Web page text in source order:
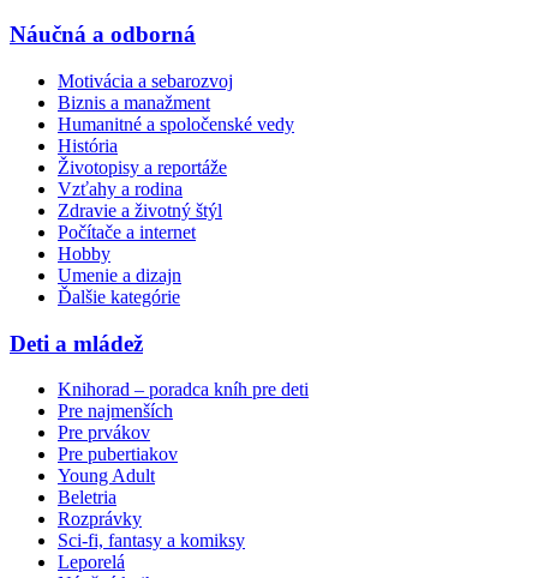
Náučná a odborná
Motivácia a sebarozvoj
Biznis a manažment
Humanitné a spoločenské vedy
História
Životopisy a reportáže
Vzťahy a rodina
Zdravie a životný štýl
Počítače a internet
Hobby
Umenie a dizajn
Ďalšie kategórie
Deti a mládež
Knihorad – poradca kníh pre deti
Pre najmenších
Pre prvákov
Pre pubertiakov
Young Adult
Beletria
Rozprávky
Sci-fi, fantasy a komiksy
Leporelá